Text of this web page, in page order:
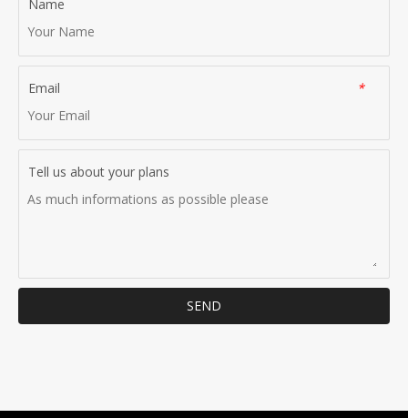
Name
*
Email
Tell us about your plans
SEND